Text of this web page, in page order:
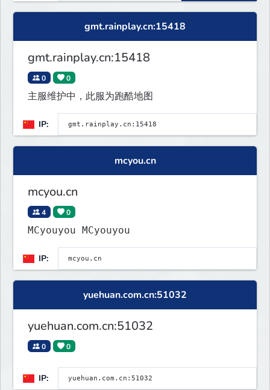
gmt.rainplay.cn:15418
gmt.rainplay.cn:15418
0 0
主服维护中，此服为跑酷地图
IP:
mcyou.cn
mcyou.cn
4 0
MCyouyou MCyouyou
IP:
yuehuan.com.cn:51032
yuehuan.com.cn:51032
0 0
IP: